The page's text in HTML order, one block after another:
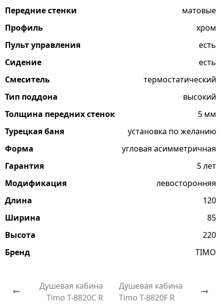
Передние стенки
матовые
Профиль
хром
Пульт управления
есть
Сидение
есть
Смеситель
термостатический
Тип поддона
высокий
Толщина передних стенок
5 мм
Турецкая баня
установка по желанию
Форма
угловая асимметричная
Гарантия
5 лет
Модификация
левосторонняя
Длина
120
Ширина
85
Высота
220
Бренд
TIMO
Душевая кабина
Timo T-8820C R
Душевая кабина
Timo T-8820F R